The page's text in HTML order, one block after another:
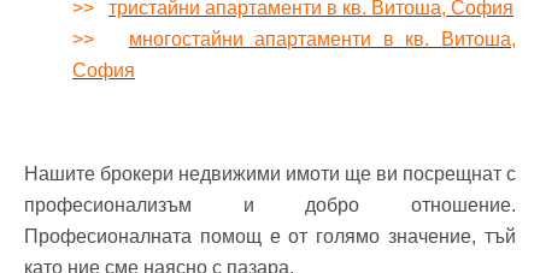
>> тристайни апартаменти в кв. Витоша, София
>> многостайни апартаменти в кв. Витоша,
София
Нашите брокери недвижими имоти ще ви посрещнат с
професионализъм и добро отношение.
Професионалната помощ е от голямо значение, тъй
като ние сме наясно с пазара.